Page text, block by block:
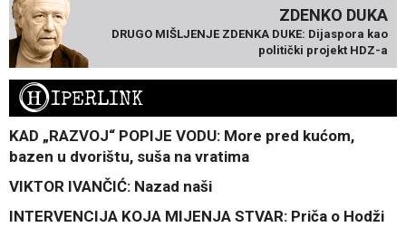
ZDENKO DUKA
DRUGO MIŠLJENJE ZDENKA DUKE: Dijaspora kao
politički projekt HDZ-a
HIPERLINK
KAD „RAZVOJ“ POPIJE VODU: More pred kućom,
bazen u dvorištu, suša na vratima
VIKTOR IVANČIĆ: Nazad naši
INTERVENCIJA KOJA MIJENJA STVAR: Priča o Hodži